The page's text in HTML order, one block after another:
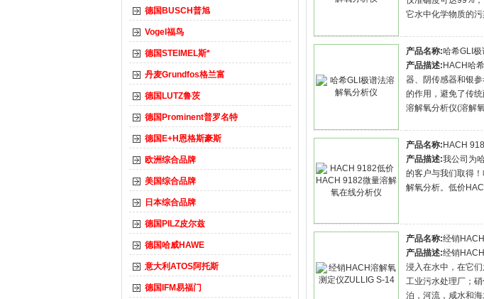
德国BUSCH普旭
Vogel福鸟
德国STEIMEL斯*
丹麦Grundfos格兰富
德国LUTZ鲁茨
德国Prominent普罗名特
德国E+H恩格斯豪斯
欧洲综合品牌
美国综合品牌
日本综合品牌
德国PILZ皮尔兹
德国哈威HAWE
意大利ATOS阿托斯
德国IFM易福门
它水中化学物质的污
产品名称:哈希GLI
产品描述: HACH哈
器、阴传感器和银
的作用，避免了传
溶解氧分析仪(溶解
产品名称: HACH
产品描述:我公司为
的客户与我们取得
解氧分析。低价
产品名称:经销
产品描述:经销
浸入在水中，在它
工业污水处理厂；
泊，河流，咸水和